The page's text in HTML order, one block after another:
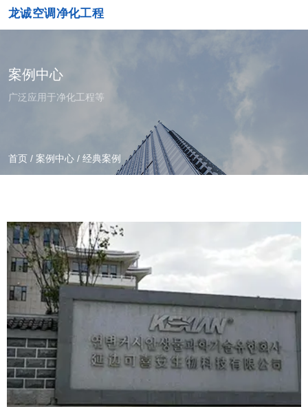
龙诚空调净化工程
案例中心
广泛应用于净化工程等
首页 / 案例中心 / 经典案例